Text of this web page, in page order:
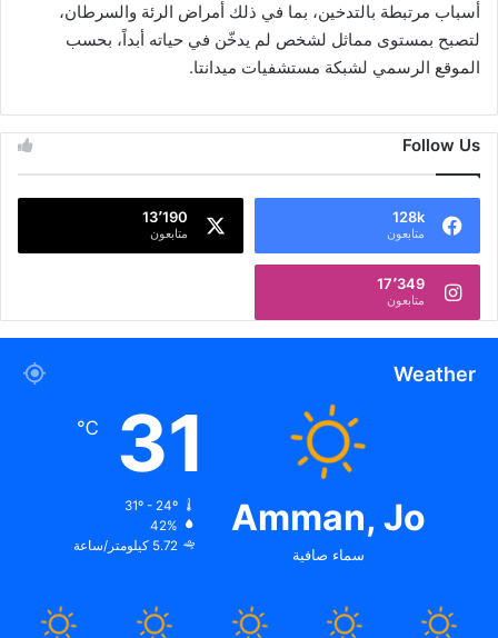
أسباب مرتبطة بالتدخين، بما في ذلك أمراض الرئة والسرطان،
لتصبح بمستوى مماثل لشخص لم يدخّن في حياته أبداً، بحسب
الموقع الرسمي لشبكة مستشفيات ميدانتا.
Follow Us
128k
متابعون
13٬190
متابعون
17٬349
متابعون
Weather
Amman, Jo
سماء صافية
31
℃
31º - 24º
42%
5.72 كيلومتر/ساعة